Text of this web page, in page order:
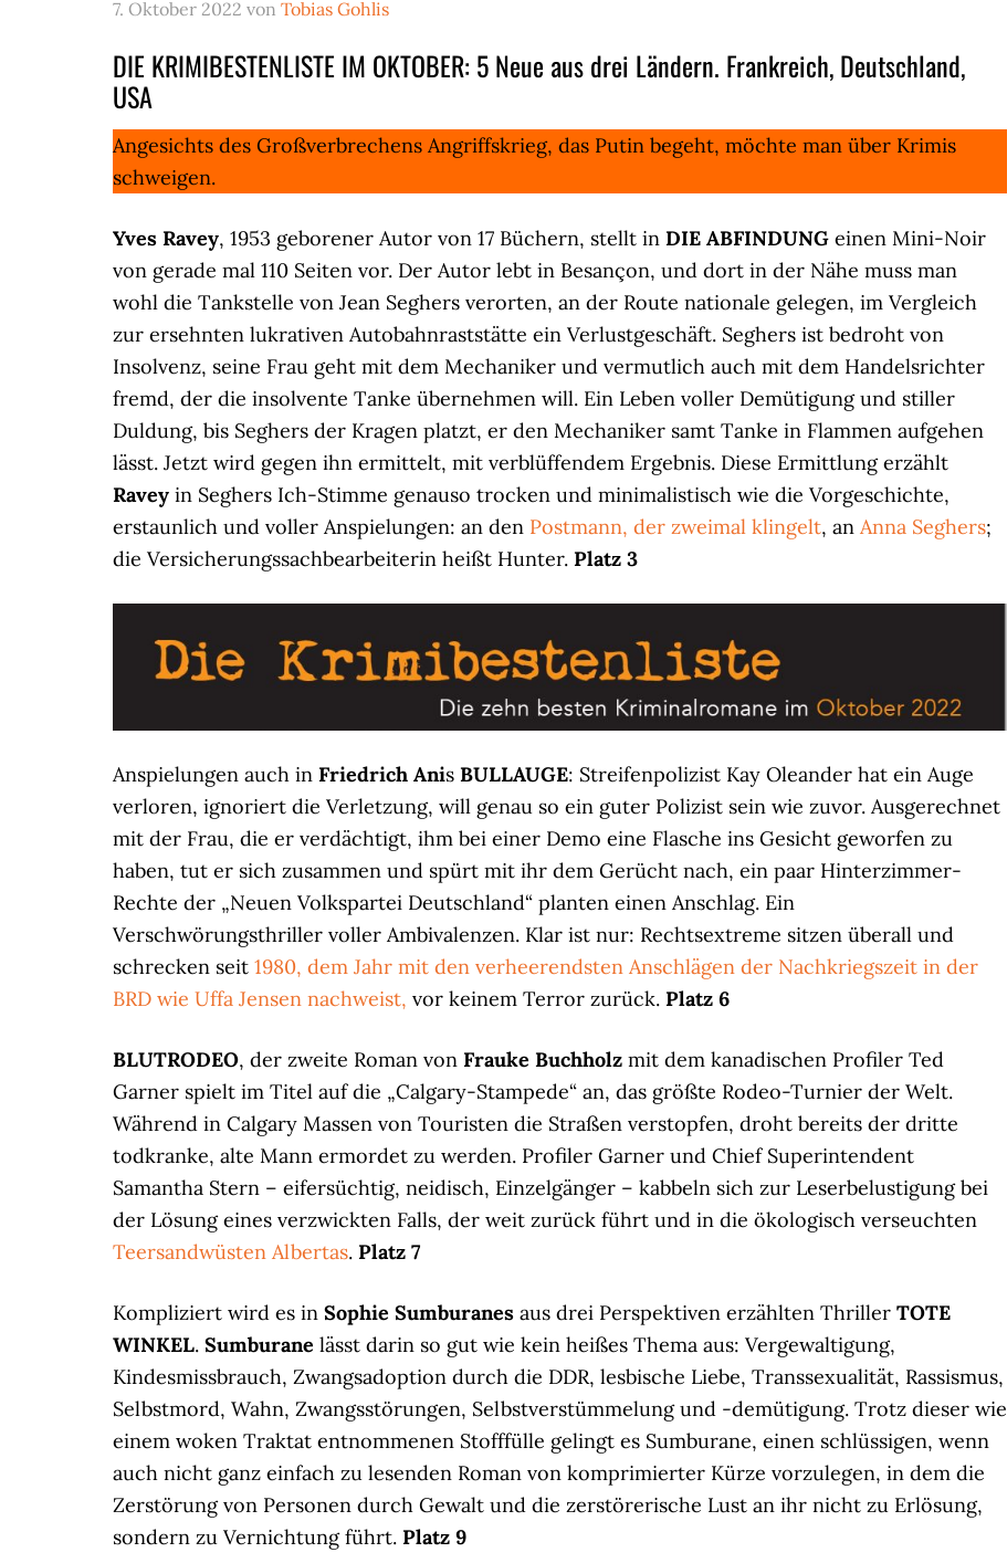
7. Oktober 2022 von Tobias Gohlis
DIE KRIMIBESTENLISTE IM OKTOBER: 5 Neue aus drei Ländern. Frankreich, Deutschland,
USA
Angesichts des Großverbrechens Angriffskrieg, das Putin begeht, möchte man über Krimis
schweigen.
Yves Ravey, 1953 geborener Autor von 17 Büchern, stellt in DIE ABFINDUNG einen Mini-Noir
von gerade mal 110 Seiten vor. Der Autor lebt in Besançon, und dort in der Nähe muss man
wohl die Tankstelle von Jean Seghers verorten, an der Route nationale gelegen, im Vergleich
zur ersehnten lukrativen Autobahnraststätte ein Verlustgeschäft. Seghers ist bedroht von
Insolvenz, seine Frau geht mit dem Mechaniker und vermutlich auch mit dem Handelsrichter
fremd, der die insolvente Tanke übernehmen will. Ein Leben voller Demütigung und stiller
Duldung, bis Seghers der Kragen platzt, er den Mechaniker samt Tanke in Flammen aufgehen
lässt. Jetzt wird gegen ihn ermittelt, mit verblüffendem Ergebnis. Diese Ermittlung erzählt
Ravey in Seghers Ich-Stimme genauso trocken und minimalistisch wie die Vorgeschichte,
erstaunlich und voller Anspielungen: an den Postmann, der zweimal klingelt, an Anna Seghers;
die Versicherungssachbearbeiterin heißt Hunter. Platz 3
Anspielungen auch in Friedrich Anis BULLAUGE: Streifenpolizist Kay Oleander hat ein Auge
verloren, ignoriert die Verletzung, will genau so ein guter Polizist sein wie zuvor. Ausgerechnet
mit der Frau, die er verdächtigt, ihm bei einer Demo eine Flasche ins Gesicht geworfen zu
haben, tut er sich zusammen und spürt mit ihr dem Gerücht nach, ein paar Hinterzimmer-
Rechte der „Neuen Volkspartei Deutschland“ planten einen Anschlag. Ein
Verschwörungsthriller voller Ambivalenzen. Klar ist nur: Rechtsextreme sitzen überall und
schrecken seit 1980, dem Jahr mit den verheerendsten Anschlägen der Nachkriegszeit in der
BRD wie Uffa Jensen nachweist, vor keinem Terror zurück. Platz 6
BLUTRODEO, der zweite Roman von Frauke Buchholz mit dem kanadischen Profiler Ted
Garner spielt im Titel auf die „Calgary-Stampede“ an, das größte Rodeo-Turnier der Welt.
Während in Calgary Massen von Touristen die Straßen verstopfen, droht bereits der dritte
todkranke, alte Mann ermordet zu werden. Profiler Garner und Chief Superintendent
Samantha Stern – eifersüchtig, neidisch, Einzelgänger – kabbeln sich zur Leserbelustigung bei
der Lösung eines verzwickten Falls, der weit zurück führt und in die ökologisch verseuchten
Teersandwüsten Albertas. Platz 7
Kompliziert wird es in Sophie Sumburanes aus drei Perspektiven erzählten Thriller TOTE
WINKEL. Sumburane lässt darin so gut wie kein heißes Thema aus: Vergewaltigung,
Kindesmissbrauch, Zwangsadoption durch die DDR, lesbische Liebe, Transsexualität, Rassismus,
Selbstmord, Wahn, Zwangsstörungen, Selbstverstümmelung und -demütigung. Trotz dieser wie
einem woken Traktat entnommenen Stofffülle gelingt es Sumburane, einen schlüssigen, wenn
auch nicht ganz einfach zu lesenden Roman von komprimierter Kürze vorzulegen, in dem die
Zerstörung von Personen durch Gewalt und die zerstörerische Lust an ihr nicht zu Erlösung,
sondern zu Vernichtung führt. Platz 9